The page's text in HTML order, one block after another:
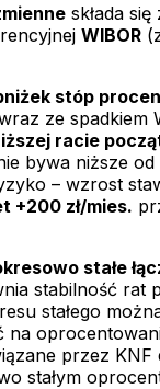
składa
WIBOR
stóp
ze spadkiem
racie
bywa niższe od
– wzrost
+200 zł/mies.
stałe
stabilność rat
stałego
przez KNF
stałym